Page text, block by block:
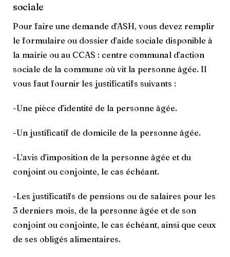
sociale
Pour faire une demande d’ASH, vous devez remplir
le formulaire ou dossier d’aide sociale disponible à
la mairie ou au CCAS : centre communal d’action
sociale de la commune où vit la personne âgée. Il
vous faut fournir les justificatifs suivants :
-Une pièce d’identité de la personne âgée.
-Un justificatif de domicile de la personne âgée.
-L’avis d’imposition de la personne âgée et du
conjoint ou conjointe, le cas échéant.
-Les justificatifs de pensions ou de salaires pour les
3 derniers mois, de la personne âgée et de son
conjoint ou conjointe, le cas échéant, ainsi que ceux
de ses obligés alimentaires.